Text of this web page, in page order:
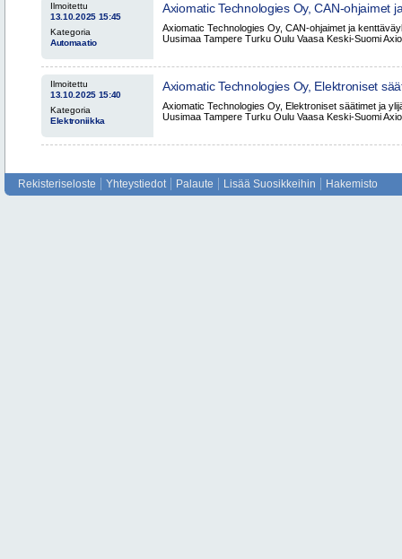
Ilmoitettu
13.10.2025 15:45
Kategoria
Automaatio
Axiomatic Technologies Oy, CAN-ohjaimet
Pirkanmaa Uusimaa Tampere Turku Oulu
Axiomatic Technologies Oy, CAN-ohjaimet ja
Uusimaa Tampere Turku Oulu Vaasa Keski-Suomi
Ilmoitettu
13.10.2025 15:40
Kategoria
Elektroniikka
Axiomatic Technologies Oy, Elektroniset
Pirkanmaa Uusimaa Tampere Turku Oulu
Axiomatic Technologies Oy, Elektroniset säätimet ja
Uusimaa Tampere Turku Oulu Vaasa Keski-Suomi
Rekisteriseloste Yhteystiedot Palaute Lisää Suosikkeihin Hakemisto